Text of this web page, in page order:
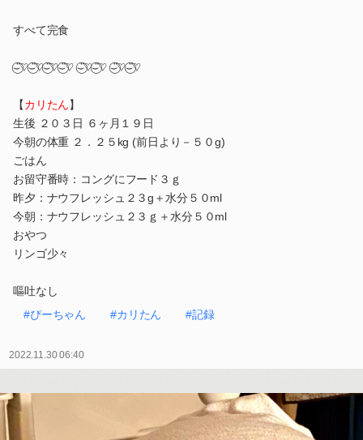
すべて完食
⌣̈⃝♡⌣̈⃝♡⌣̈⃝♡⌣̈⃝♡ ⌣̈⃝♡⌣̈⃝♡ ⌣̈⃝♡⌣̈⃝♡
【カリたん】
生後 ２０３日 ６ヶ月１９日
今朝の体重 ２．２５kg (前日より－５０g)
ごはん
お留守番時：コングにフード３ｇ
昨夕：ナウフレッシュ２３g＋水分５０ml
今朝：ナウフレッシュ２３ｇ＋水分５０ml
おやつ
リンゴ少々
嘔吐なし
#ぴーちゃん
#カリたん #記録
2022.11.30 06:40